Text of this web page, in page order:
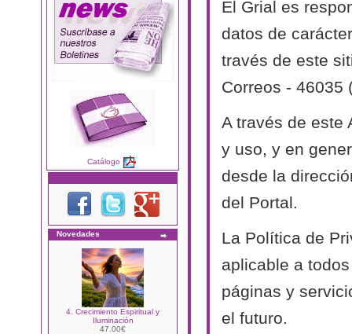
Catálogo
Novedades
4. Crecimiento Espiritual y
Iluminación
47.00€
El Grial es
datos de
través de este
Correos - 46035
A través de este
y uso, y en
desde la
del Portal.
La Política de
aplicable a
páginas y
el futuro.